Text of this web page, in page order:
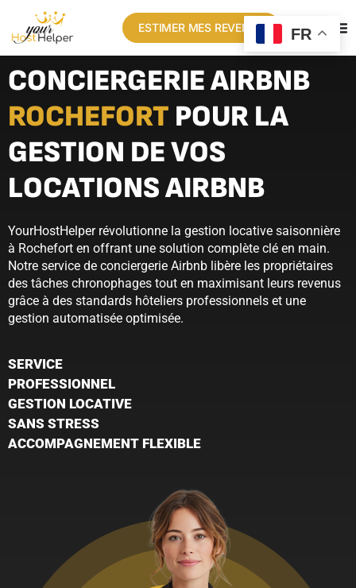
ESTIMER MES REVENUS
CONCIERGERIE AIRBNB
ROCHEFORT POUR LA
GESTION DE VOS
LOCATIONS AIRBNB
YourHostHelper révolutionne la gestion locative saisonnière
à Rochefort en offrant une solution complète clé en main.
Notre service de conciergerie Airbnb libère les propriétaires
des tâches chronophages tout en maximisant leurs revenus
grâce à des standards hôteliers professionnels et une
gestion automatisée optimisée.
SERVICE
PROFESSIONNEL
GESTION LOCATIVE
SANS STRESS
ACCOMPAGNEMENT FLEXIBLE
FR